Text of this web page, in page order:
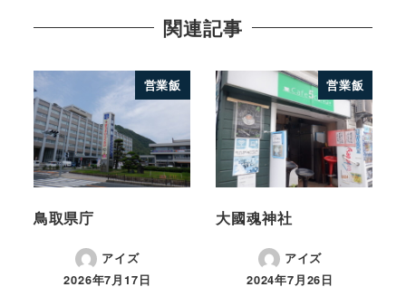
関連記事
営業飯
鳥取県庁
アイズ
2026年7月17日
営業飯
大國魂神社
アイズ
2024年7月26日